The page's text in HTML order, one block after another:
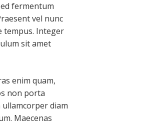
fermentum
vel nunc
tempus. Integer
sit amet
enim quam,
non porta
ullamcorper diam
Maecenas